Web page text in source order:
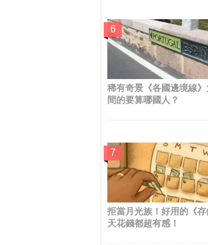
稀有奇景《各國邊境線
間的要算哪國人？
拒當月光族！好用的《
天花錢都超有感！